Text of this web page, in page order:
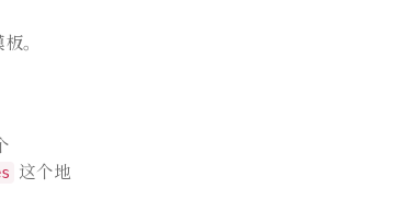
。
这个地